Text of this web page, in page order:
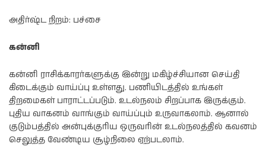
அதிர்ஷ்ட நிறம்: பச்சை
கன்னி
கன்னி ராசிக்காரர்களுக்கு இன்று மகிழ்ச்சியான செய்தி
கிடைக்கும் வாய்ப்பு உள்ளது. பணியிடத்தில் உங்கள்
திறமைகள் பாராட்டப்படும். உடல்நலம் சிறப்பாக இருக்கும்.
புதிய வாகனம் வாங்கும் வாய்ப்பும் உருவாகலாம். ஆனால்
குடும்பத்தில் அன்புக்குரிய ஒருவரின் உடல்நலத்தில் கவனம்
செலுத்த வேண்டிய சூழ்நிலை ஏற்படலாம்.